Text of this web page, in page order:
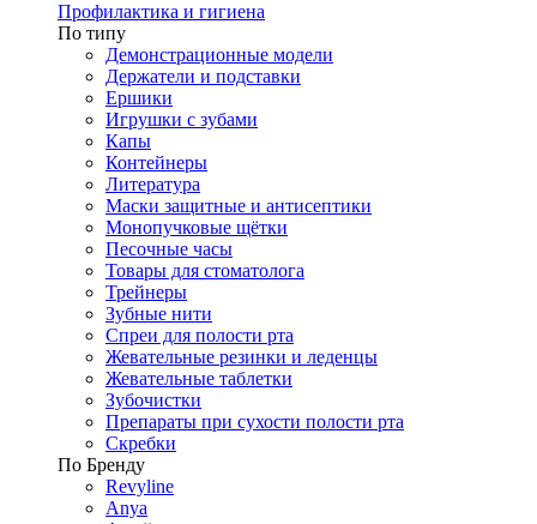
Профилактика и гигиена
По типу
Демонстрационные модели
Держатели и подставки
Ершики
Игрушки с зубами
Капы
Контейнеры
Литература
Маски защитные и антисептики
Монопучковые щётки
Песочные часы
Товары для стоматолога
Трейнеры
Зубные нити
Спреи для полости рта
Жевательные резинки и леденцы
Жевательные таблетки
Зубочистки
Препараты при сухости полости рта
Скребки
По Бренду
Revyline
Anya